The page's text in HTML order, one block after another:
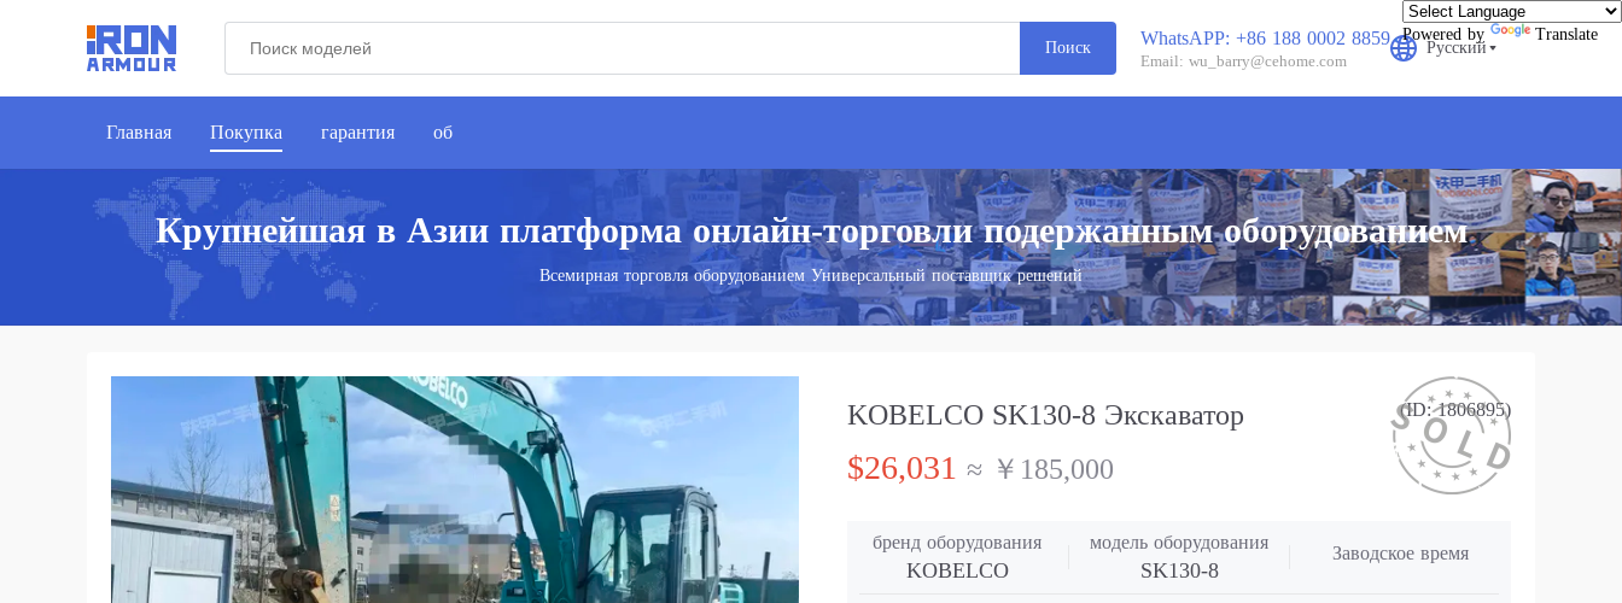
Powered by Translate
Поиск WhatsAPP: +86 188 0002 8859
Email: wu_barry@cehome.com
Русский
Главная Покупка гарантия об
Крупнейшая в Азии платформа онлайн-торговли подержанным оборудованием
Всемирная торговля оборудованием Универсальный поставщик решений
KOBELCO SK130-8 Экскаватор (ID: 1806895)
$26,031 ≈ ￥185,000
бренд оборудования
KOBELCO
модель оборудования
SK130-8
Заводское время